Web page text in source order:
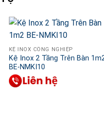
KỆ INOX CÔNG NGHIỆP
Kệ Inox 2 Tầng Trên Bàn
BE-NMKI10